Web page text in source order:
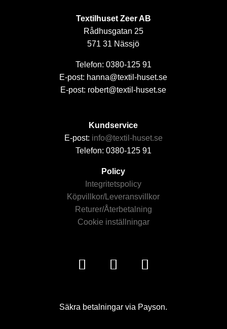
Textilhuset Zeer AB
Rådhusgatan 25
571 31 Nässjö
Telefon: 0380-125 91
E-post: hanna@textil-huset.se
E-post: robert@textil-huset.se
Kundservice
E-post: info@textil-huset.se
Telefon: 0380-125 91
Policy
Integritetspolicy
Köpvillkor/Leveransvillkor
Returer/Återbetalning
Cookie inställningar
Säkra betalningar via Payson.